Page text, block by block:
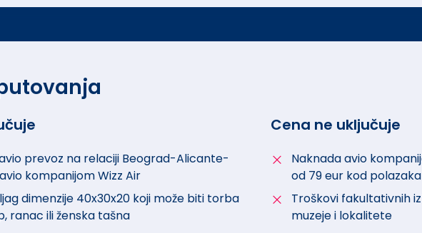
prevoz na relaciji Beograd-Alicante-
kompanijom Wizz Air
dimenzije 40x30x20 koji može biti torba
ranac ili ženska tašna
Cena ne uključuje
Naknada avio
od 79 eur kod
Troškovi fakultativnih
muzeje i lokalitete